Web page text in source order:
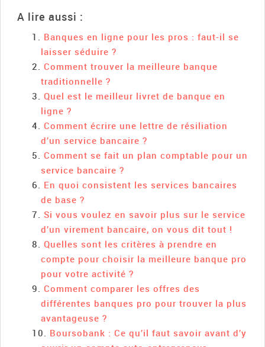
A lire aussi :
Banques en ligne pour les pros : faut-il se
laisser séduire ?
Comment trouver la meilleure banque
traditionnelle ?
Quel est le meilleur livret de banque en
ligne ?
Comment écrire une lettre de résiliation
d’un service bancaire ?
Comment se fait un plan comptable pour un
service bancaire ?
En quoi consistent les services bancaires
de base ?
Si vous voulez en savoir plus sur le service
d’un virement bancaire, on vous dit tout !
Quelles sont les critères à prendre en
compte pour choisir la meilleure banque pro
pour votre activité ?
Comment comparer les offres des
différentes banques pro pour trouver la plus
avantageuse ?
Boursobank : Ce qu’il faut savoir avant d’y